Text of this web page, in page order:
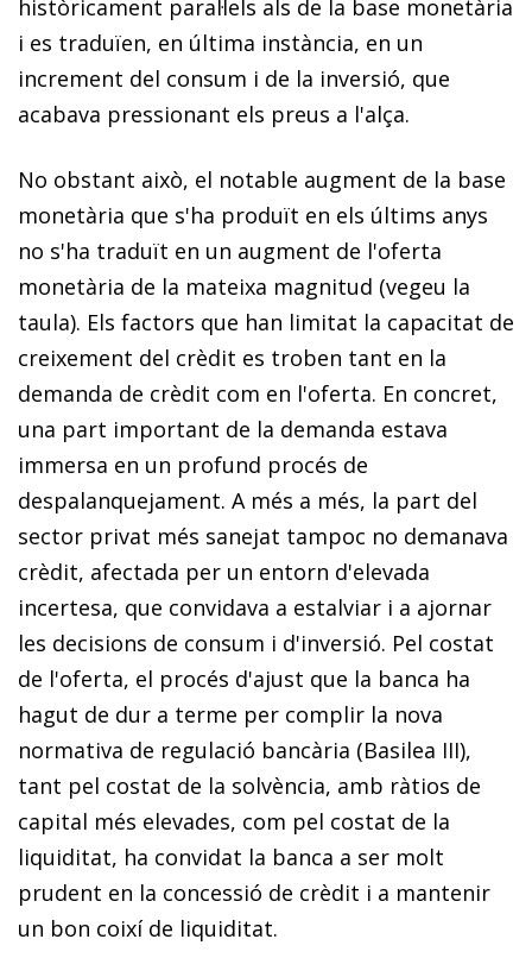
històricament paral·lels als de la base monetària
i es traduïen, en última instància, en un
increment del consum i de la inversió, que
acabava pressionant els preus a l'alça.
No obstant això, el notable augment de la base
monetària que s'ha produït en els últims anys
no s'ha traduït en un augment de l'oferta
monetària de la mateixa magnitud (vegeu la
taula). Els factors que han limitat la capacitat de
creixement del crèdit es troben tant en la
demanda de crèdit com en l'oferta. En concret,
una part important de la demanda estava
immersa en un profund procés de
despalanquejament. A més a més, la part del
sector privat més sanejat tampoc no demanava
crèdit, afectada per un entorn d'elevada
incertesa, que convidava a estalviar i a ajornar
les decisions de consum i d'inversió. Pel costat
de l'oferta, el procés d'ajust que la banca ha
hagut de dur a terme per complir la nova
normativa de regulació bancària (Basilea III),
tant pel costat de la solvència, amb ràtios de
capital més elevades, com pel costat de la
liquiditat, ha convidat la banca a ser molt
prudent en la concessió de crèdit i a mantenir
un bon coixí de liquiditat.